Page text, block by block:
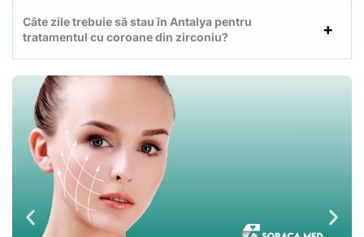
Câte zile trebuie să stau în Antalya pentru
tratamentul cu coroane din zirconiu?